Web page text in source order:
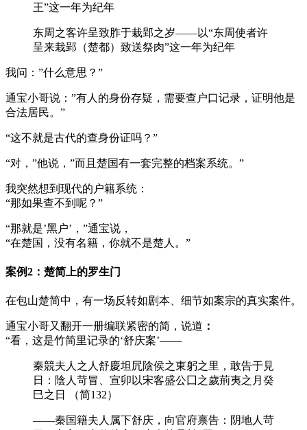
王”这一年为纪年
东周之客许呈致胙于栽郢之岁——以“东周使者许
呈来栽郢（楚都）致送祭肉”这一年为纪年
我问：”什么意思？”
通宝小哥说：”有人的身份存疑，需要查户口记录，证明他是
合法居民。”
“这不就是古代的查身份证吗？”
“对，”他说，”而且楚国有一套完整的档案系统。”
我突然想到现代的户籍系统：
“那如果查不到呢？”
“那就是’黑户’，”通宝说，
“在楚国，没有名籍，你就不是楚人。”
案例2：楚简上的罗生门
在包山楚简中，有一场反转如剧本、细节如案宗的真实案件。
通宝小哥又翻开一册编联紧密的简，说道 ：
“看，这是竹简里记录的‘舒庆案’——
秦競夫人之人舒慶坦凥陰侯之東躬之里，敢告于見
日：陰人苛冒、宣卯以宋客盛公囗之歲荊夷之月癸
巳之日 （简132）
——秦国籍夫人属下舒庆，向官府禀告：阴地人苛